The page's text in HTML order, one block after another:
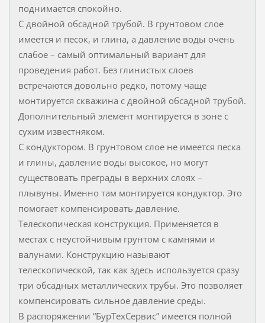
поднимается спокойно.
С двойной обсадной трубой. В грунтовом слое
имеется и песок, и глина, а давление воды очень
слабое – самый оптимальный вариант для
проведения работ. Без глинистых слоев
встречаются довольно редко, потому чаще
монтируется скважина с двойной обсадной трубой.
Дополнительный элемент монтируется в зоне с
сухим известняком.
С кондуктором. В грунтовом слое не имеется песка
и глины, давление воды высокое, но могут
существовать преграды в верхних слоях –
плывуны. Именно там монтируется кондуктор. Это
помогает компенсировать давление.
Телескопическая конструкция. Применяется в
местах с неустойчивым грунтом с камнями и
валунами. Конструкцию называют
телескопической, так как здесь используется сразу
три обсадных металлических трубы. Это позволяет
компенсировать сильное давление среды.
В распоряжении “БурТехСервис” имеется полной